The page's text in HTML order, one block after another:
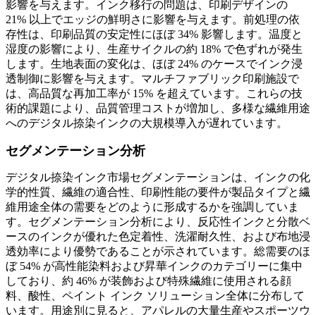
影響を与えます。インク移行の問題は、印刷デザインの
21% 以上でエッジの鮮明さに影響を与えます。前処理の依
存性は、印刷品質の安定性にほぼ 34% 影響します。温度と
湿度の影響により、生産サイクルの約 18% で色ずれが発生
します。生地表面の変化は、ほぼ 24% のケースでインク浸
透制御に影響を与えます。マルチファブリック印刷施設で
は、高品質な再加工率が 15% を超えています。これらの技
術的課題により、品質管理コストが増加し、多様な繊維用途
へのデジタル捺染インクの大規模導入が遅れています。
セグメンテーション分析
デジタル捺染インク市場セグメンテーションは、インクの化
学的性質、繊維の適合性、印刷性能の要件が製品タイプと繊
維用途全体の需要をどのように形成するかを強調していま
す。セグメンテーション分析により、反応性インクと分散ベ
ースのインクが優れた色定着性、洗濯耐久性、および布地浸
透効率により優勢であることが示されています。総需要のほ
ぼ 54% が高性能染料および昇華インクのカテゴリーに集中
しており、約 46% が装飾および特殊繊維に使用される顔
料、酸性、ペイント インク ソリューション全体に分布して
います。用途別に見ると、アパレルの大量生産やスポーツウ